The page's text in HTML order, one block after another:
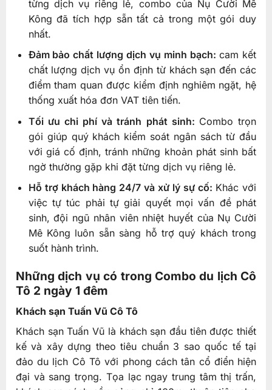
từng dịch vụ riêng lẻ, combo của Nụ Cười Mê
Kông đã tích hợp sẵn tất cả trong một gói duy
nhất.
Đảm bảo chất lượng dịch vụ minh bạch: cam kết
chất lượng dịch vụ ổn định từ khách sạn đến các
điểm tham quan được kiểm định nghiêm ngặt, hệ
thống xuất hóa đơn VAT tiên tiến.
Tối ưu chi phí và tránh phát sinh: Combo trọn
gói giúp quý khách kiểm soát ngân sách từ đầu
với giá cố định, tránh những khoản phát sinh bất
ngờ thường gặp khi đặt từng dịch vụ riêng lẻ.
Hỗ trợ khách hàng 24/7 và xử lý sự cố: Khác với
việc tự túc phải tự giải quyết mọi vấn đề phát
sinh, đội ngũ nhân viên nhiệt huyết của Nụ Cười
Mê Kông luôn sẵn sàng hỗ trợ quý khách trong
suốt hành trình.
Những dịch vụ có trong Combo du lịch Cô
Tô 2 ngày 1 đêm
Khách sạn Tuấn Vũ Cô Tô
Khách sạn Tuấn Vũ là khách sạn đầu tiên được thiết
kế và xây dựng theo tiêu chuẩn 3 sao quốc tế tại
đảo du lịch Cô Tô với phong cách tân cổ điển hiện
đại và sang trọng. Tọa lạc ngay trung tâm thị trấn,